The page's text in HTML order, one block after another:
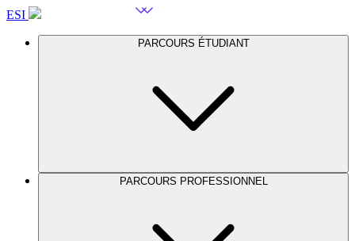
ESI
PARCOURS ÉTUDIANT
PARCOURS PROFESSIONNEL